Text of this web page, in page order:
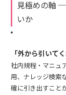
見極めの軸
いか
「外から引いて
社内規程・マニュ
用、ナレッジ検索
確に引き出すこと